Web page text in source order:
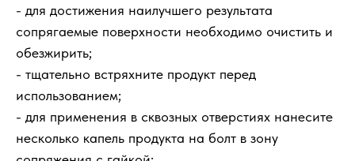
- для достижения наилучшего результата
сопрягаемые поверхности необходимо очистить и
обезжирить;
- тщательно встряхните продукт перед
использованием;
- для применения в сквозных отверстиях нанесите
несколько капель продукта на болт в зону